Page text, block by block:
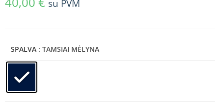
su PVM
SPALVA : TAMSIAI MĖLYNA